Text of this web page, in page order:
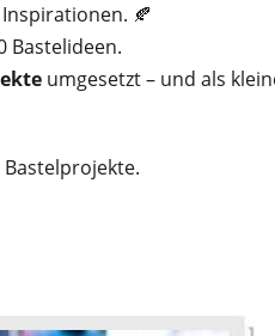
🍂
Bastelideen.
umgesetzt – und als